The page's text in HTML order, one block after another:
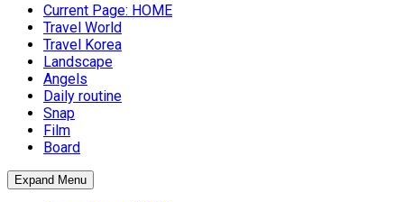
Current Page: HOME
Travel World
Travel Korea
Landscape
Angels
Daily routine
Snap
Film
Board
Expand Menu